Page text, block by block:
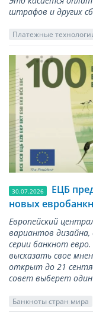
штрафов и других
Платежные
30.07.2026
ЕЦБ
новых
Европейский
вариантов
серии банкнот
высказать свое
открыт до 21
совет выберет
Банкноты стран мира